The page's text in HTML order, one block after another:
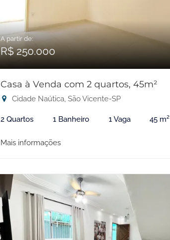
A partir de:
R$ 250.000
Casa à Venda com 2 quartos, 45m²
Cidade Naútica, São Vicente-SP
2 Quartos 1 Banheiro 1 Vaga 45 m²
Mais informações